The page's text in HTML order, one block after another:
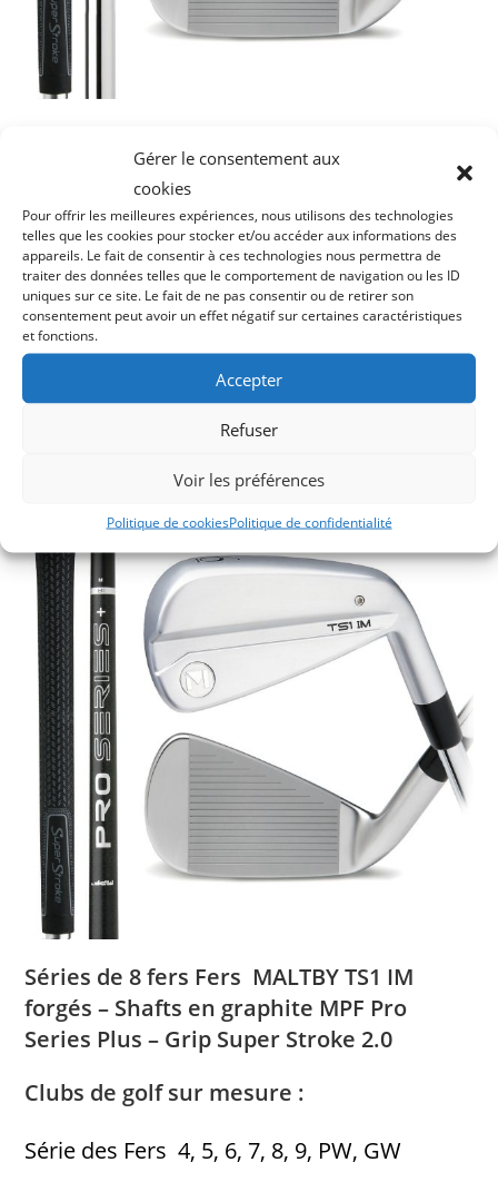
Gérer le consentement aux
cookies
Pour offrir les meilleures expériences, nous utilisons des technologies
telles que les cookies pour stocker et/ou accéder aux informations des
appareils. Le fait de consentir à ces technologies nous permettra de
traiter des données telles que le comportement de navigation ou les ID
uniques sur ce site. Le fait de ne pas consentir ou de retirer son
consentement peut avoir un effet négatif sur certaines caractéristiques
et fonctions.
Accepter
Refuser
Voir les préférences
Politique de cookiesPolitique de confidentialité
forgés – Shafts en Acier True Temper –
Grip Super Stroke 2.0
Clubs de golf sur mesure :
Série de 7 Fers 5, 6, 7, 8, 9, PW, GW
1435,00 €
Séries de 8 fers Fers MALTBY TS1 IM
forgés – Shafts en graphite MPF Pro
Series Plus – Grip Super Stroke 2.0
Clubs de golf sur mesure :
Série des Fers 4, 5, 6, 7, 8, 9, PW, GW